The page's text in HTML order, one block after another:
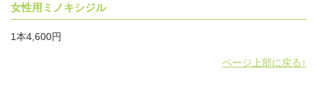
女性用ミノキシジル
1本4,600円
ページ上部に戻る↑